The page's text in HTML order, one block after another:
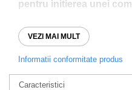
pentru initierea unei
Analizati ghidul de
alegeti marimea perfecta!
VEZI MAI MULT
Informatii conformitate produs
Caracteristici